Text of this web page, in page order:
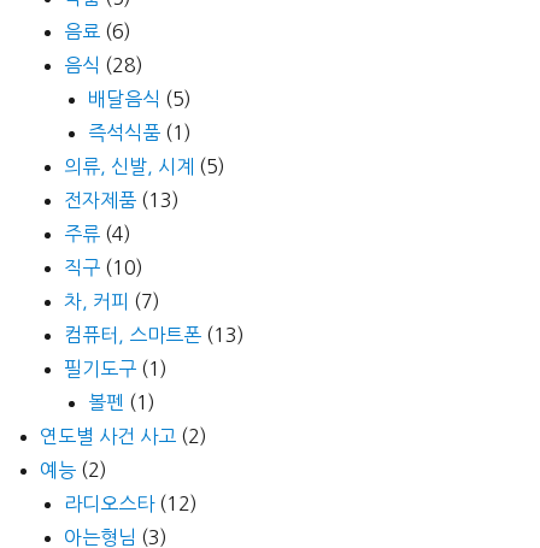
음료 (6)
음식 (28)
배달음식 (5)
즉석식품 (1)
의류, 신발, 시계
(5)
전자제품 (13)
주류 (4)
직구 (10)
차, 커피 (7)
컴퓨터, 스마트폰 (13)
필기도구 (1)
볼펜 (1)
연도별 사건 사고 (2)
예능 (2)
라디오스타(12)
아는형님 (3)